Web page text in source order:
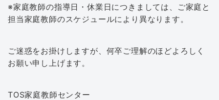
※家庭教師の指導日・休業日につきましては、ご家庭と
担当家庭教師のスケジュールにより異なります。
ご迷惑をお掛けしますが、何卒ご理解のほどよろしく
お願い申し上げます。
TOS家庭教師センター